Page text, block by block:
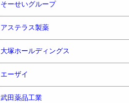
そーせいグループ
アステラス製薬
大塚ホールディングス
エーザイ
武田薬品工業